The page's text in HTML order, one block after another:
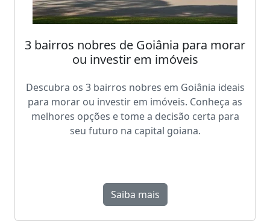
3 bairros nobres de Goiânia para morar
ou investir em imóveis
Descubra os 3 bairros nobres em Goiânia ideais
para morar ou investir em imóveis. Conheça as
melhores opções e tome a decisão certa para
seu futuro na capital goiana.
Saiba mais